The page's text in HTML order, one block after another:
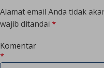
Alamat email Anda tidak
wajib ditandai *
Komentar
*